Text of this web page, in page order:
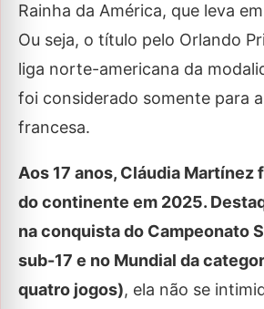
Rainha da América, que leva
Ou seja, o título pelo Orlando
liga norte-americana da
foi considerado somente para
francesa.
Aos 17 anos, Cláudia Martínez
do continente em 2025.
na conquista do Campeonato
sub-17 e no Mundial da
quatro jogos), ela não se